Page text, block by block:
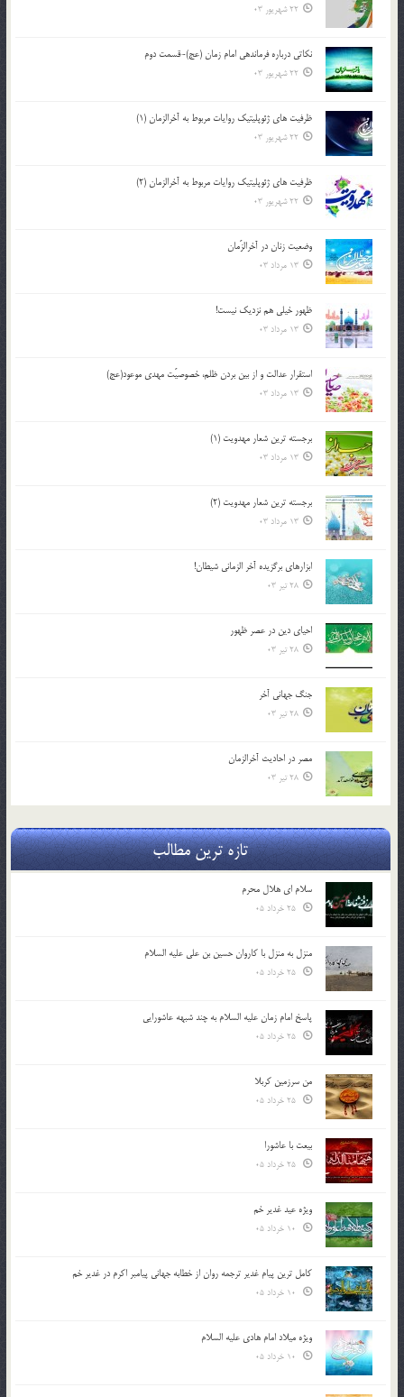
22 شهریور 03
نکاتى درباره فرماندهى امام زمان (عج)-قسمت دوم
22 شهریور 03
ظرفیت های ژئوپلیتیک روایات مربوط به آخرالزمان (1)
22 شهریور 03
ظرفیت های ژئوپلیتیک روایات مربوط به آخرالزمان (2)
22 شهریور 03
وضعیت زنان در آخرالزّمان
13 مرداد 03
ظهور خیلی هم نزدیک نیست!
13 مرداد 03
استقرار عدالت و از بين بردن ظلم، خصوصيّت مهدي موعود(عج)
13 مرداد 03
برجسته ترين شعار مهدويت (1)
13 مرداد 03
برجسته ترين شعار مهدويت (2)
13 مرداد 03
ابزارهاي برگزيده آخر الزماني شيطان!
28 تیر 03
احياي دين در عصر ظهور
28 تیر 03
جنگ جهاني آخر
28 تیر 03
مصر در احادیث آخرالزمان
28 تیر 03
تازه ترین مطالب
سلام ای هلال محرم
منزل به منزل با کاروان حسین بن علی علیه السلام
پاسخ امام زمان علیه السلام به چند شبهه عاشورایی
من سرزمین کربلا
بیعت با عاشورا
ویژه عید غدیر خم
کامل ترین پیام غدیر ترجمه روان از خطابه جهانی پیامبر اکرم در غدیر خم
ویژه میلاد امام هادی علیه السلام